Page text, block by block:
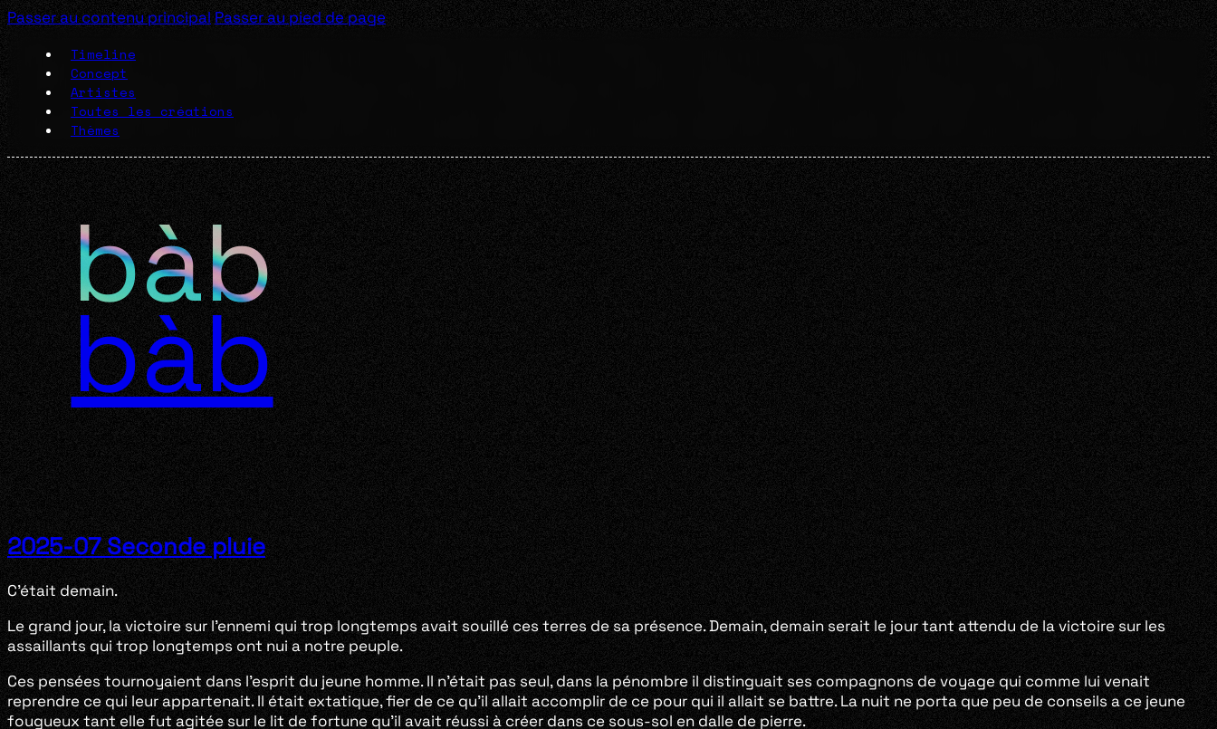
Passer au contenu principal Passer au pied de page
Timeline
Concept
Artistes
Toutes les créations
Thèmes
bàb
2025-07 Seconde pluie
C’était demain.
Le grand jour, la victoire sur l’ennemi qui trop longtemps avait souillé ces terres de sa présence. Demain, demain serait le jour tant attendu de la victoire sur les
assaillants qui trop longtemps ont nui a notre peuple.
Ces pensées tournoyaient dans l’esprit du jeune homme. Il n’était pas seul, dans la pénombre il distinguait ses compagnons de voyage qui comme lui venait
reprendre ce qui leur appartenait. Il était extatique, fier de ce qu’il allait accomplir de ce pour qui il allait se battre. La nuit ne porta que peu de conseils a ce jeune
fougueux tant elle fut agitée sur le lit de fortune qu’il avait réussi à créer dans ce sous-sol en dalle de pierre.